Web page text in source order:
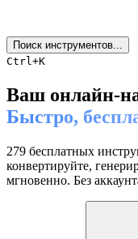
Поиск инструментов...
Ctrl+K
Ваш онлайн-
Быстро,
279 бесплатных
конвертируйте,
мгновенно. Без